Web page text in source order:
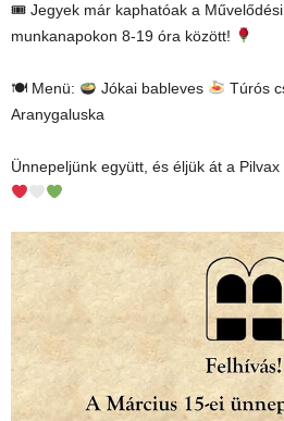
🎟 Jegyek már kaphatóak a Művelődési
munkanapokon 8-19 óra között!
🍽 Menü: Jókai bableves
Túrós
Aranygaluska
Ünnepeljünk együtt, és éljük át a